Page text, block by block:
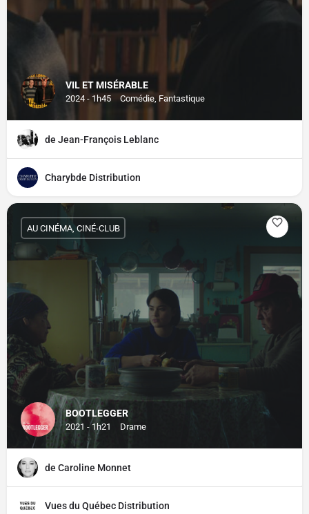
VIL ET MISÉRABLE
2024 - 1h45 Comédie, Fantastique
de Jean-François Leblanc
Charybde Distribution
BOOTLEGGER
2021 - 1h21 Drame
AU CINÉMA, CINÉ-CLUB
de Caroline Monnet
Vues du Québec Distribution